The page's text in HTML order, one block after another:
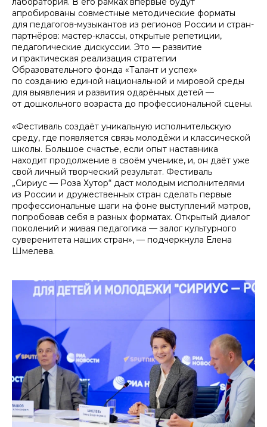
апробированы совместные методические форматы
для педагогов-музыкантов из регионов России и стран-
партнёров: мастер-классы, открытые репетиции,
педагогические дискуссии. Это — развитие
и практическая реализация стратегии
Образовательного фонда «Талант и успех»
по созданию единой национальной и мировой среды
для выявления и развития одарённых детей —
от дошкольного возраста до профессиональной сцены.
«Фестиваль создаёт уникальную исполнительскую
среду, где появляется связь молодёжи и классической
школы. Большое счастье, если опыт наставника
находит продолжение в своём ученике, и, он даёт уже
свой личный творческий результат. Фестиваль
„Сириус — Роза Хутор“ даст молодым исполнителями
из России и дружественных стран сделать первые
профессиональные шаги на фоне выступлений мэтров,
попробовав себя в разных форматах. Открытый диалог
поколений и живая педагогика — залог культурного
суверенитета наших стран», — подчеркнула Елена
Шмелева.